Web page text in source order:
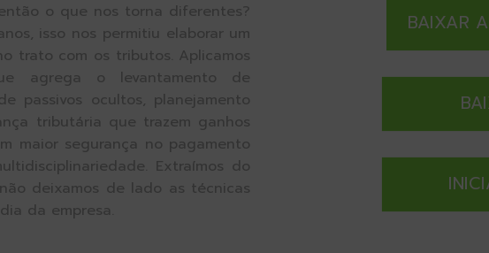
o que nos torna diferentes?
isso nos permitiu elaborar um
trato com os tributos. Aplicamos
agrega o levantamento de
passivos ocultos, planejamento
tributária que trazem ganhos
maior segurança no pagamento
Extraímos do
deixamos de lado as técnicas
da empresa.
BAIXAR